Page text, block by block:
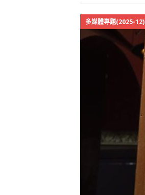
多媒體專題(2025-12)